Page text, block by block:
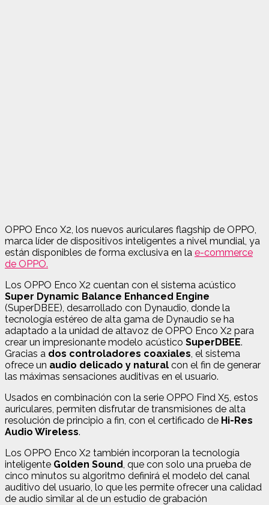
OPPO Enco X2, los nuevos auriculares flagship de OPPO,
marca líder de dispositivos inteligentes a nivel mundial, ya
están disponibles de forma exclusiva en la e-commerce
de OPPO.
Los OPPO Enco X2 cuentan con el sistema acústico
Super Dynamic Balance Enhanced Engine
(SuperDBEE), desarrollado con Dynaudio, donde la
tecnología estéreo de alta gama de Dynaudio se ha
adaptado a la unidad de altavoz de OPPO Enco X2 para
crear un impresionante modelo acústico SuperDBEE.
Gracias a dos controladores coaxiales, el sistema
ofrece un audio delicado y natural con el fin de generar
las máximas sensaciones auditivas en el usuario.
Usados en combinación con la serie OPPO Find X5, estos
auriculares, permiten disfrutar de transmisiones de alta
resolución de principio a fin, con el certificado de Hi-Res
Audio Wireless.
Los OPPO Enco X2 también incorporan la tecnología
inteligente Golden Sound, que con solo una prueba de
cinco minutos su algoritmo definirá el modelo del canal
auditivo del usuario, lo que les permite ofrecer una calidad
de audio similar al de un estudio de grabación